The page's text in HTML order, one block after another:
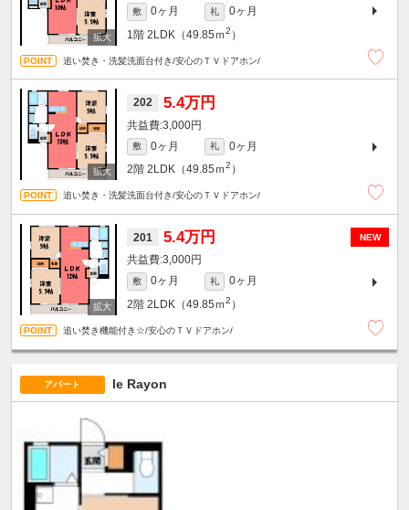
敷 0ヶ月 礼
0ヶ月
1階 2LDK（49.85ｍ2 ）
追い焚き・洗髪洗面台付き/安心のＴＶドアホン/
202 5.4万円
3,000円
敷 0ヶ月 礼
0ヶ月
2階 2LDK（49.85ｍ2 ）
追い焚き・洗髪洗面台付き/安心のＴＶドアホン/
NEW
201 5.4万円
3,000円
敷 0ヶ月 礼
0ヶ月
2階 2LDK（49.85ｍ2 ）
追い焚き機能付き☆/安心のＴＶドアホン/
アパート le Rayon